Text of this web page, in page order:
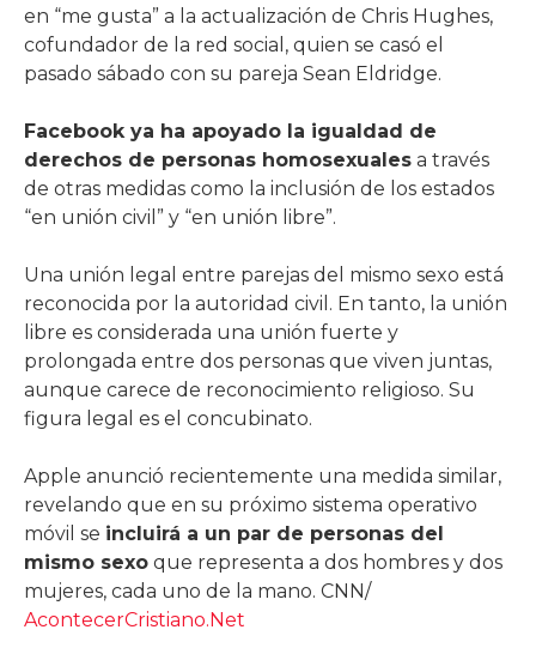
en “me gusta” a la actualización de Chris Hughes,
cofundador de la red social, quien se casó el
pasado sábado con su pareja Sean Eldridge.
Facebook ya ha apoyado la igualdad de
derechos de personas homosexuales a través
de otras medidas como la inclusión de los estados
“en unión civil” y “en unión libre”.
Una unión legal entre parejas del mismo sexo está
reconocida por la autoridad civil. En tanto, la unión
libre es considerada una unión fuerte y
prolongada entre dos personas que viven juntas,
aunque carece de reconocimiento religioso. Su
figura legal es el concubinato.
Apple anunció recientemente una medida similar,
revelando que en su próximo sistema operativo
móvil se incluirá a un par de personas del
mismo sexo que representa a dos hombres y dos
mujeres, cada uno de la mano. CNN/
AcontecerCristiano.Net